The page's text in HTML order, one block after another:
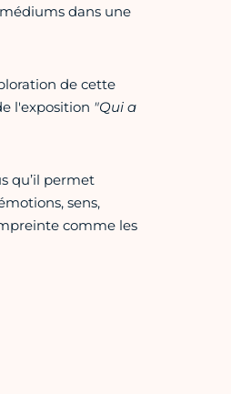
dans une
de cette
l'exposition "Qui a
qu’il permet
sens,
comme les